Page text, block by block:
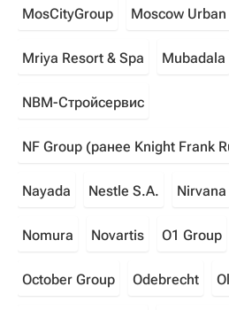
MosCityGroup Moscow
Mriya Resort & Spa Mubadala
NBM-Cтройсервис
NF Group (ранее Knight Frank
Nayada Nestle S.A. Nirvana
Nomura Novartis O1 Group
October Group Odebrecht